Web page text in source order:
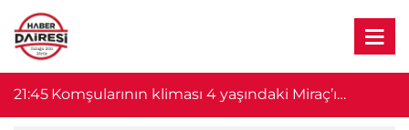
21:45 Komşularının kliması 4 yaşındaki Miraç’ı
hayattan kopardı